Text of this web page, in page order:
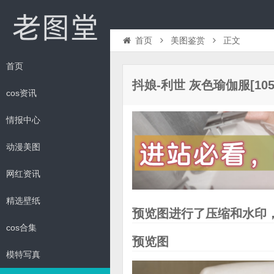
首页
cos资讯
情报中心
动漫美图
网红资讯
精选壁纸
cos合集
模特写真
首页 美图鉴赏 正文
抖娘-利世 灰色瑜伽服
预览图进行了压缩和水印
预览图